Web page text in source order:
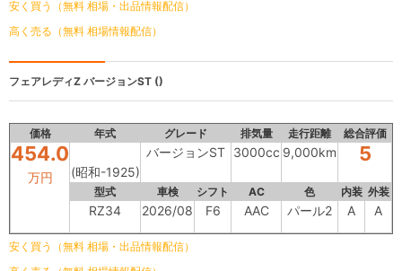
安く買う（無料 相場・出品情報配信）
高く売る（無料 相場情報配信）
フェアレディZ バージョンST ()
価格 年式 グレード 排気量 走行距離 総合評価
454.0
万円 (昭和-1925)
バージョンST 3000cc 9,000km 5
型式 車検 シフト AC 色 内装 外装
RZ34 2026/08 F6 AAC パール2 A A
安く買う（無料 相場・出品情報配信）